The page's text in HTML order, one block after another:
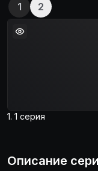
1 2
1. 1 серия
Описание